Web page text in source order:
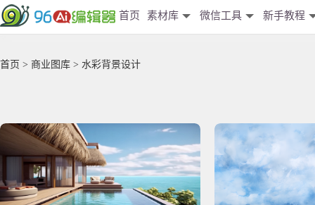
首页 素材库 微信工具 新手教程
首页 > 商业图库 > 水彩背景设计